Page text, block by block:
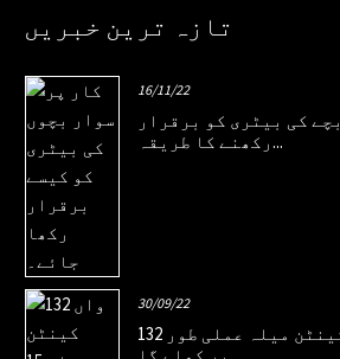
تازہ ترین خبریں
16/11/22
بچے کی بیٹری کو برقرار
رکھنے کا طریقہ...
30/09/22
132 واں کینٹن میلہ عملی طور